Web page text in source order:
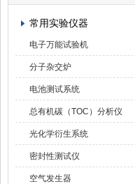
常用实验仪器
电子万能试验机
分子杂交炉
电池测试系统
总有机碳（TOC）分析仪
光化学衍生系统
密封性测试仪
空气发生器